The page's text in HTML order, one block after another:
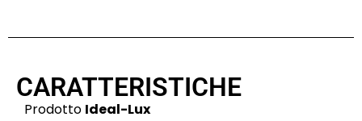
CARATTERISTICHE
Prodotto Ideal-Lux